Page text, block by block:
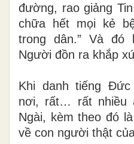
đường, rao giảng
chữa hết mọi kẻ
trong dân.” Và đó
Người đồn ra khắp
Khi danh tiếng
nơi, rất… rất nhiều
Ngài, kèm theo đó
về con người thật